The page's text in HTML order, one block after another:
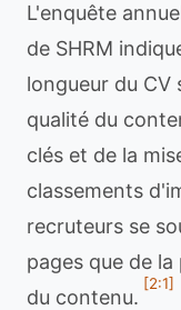
L'enquête
de SHRM
longueur du CV
qualité du
clés et de la
classements
recruteurs se
pages que de
du contenu.
[2:1]